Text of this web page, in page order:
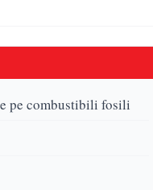
pe combustibili fosili